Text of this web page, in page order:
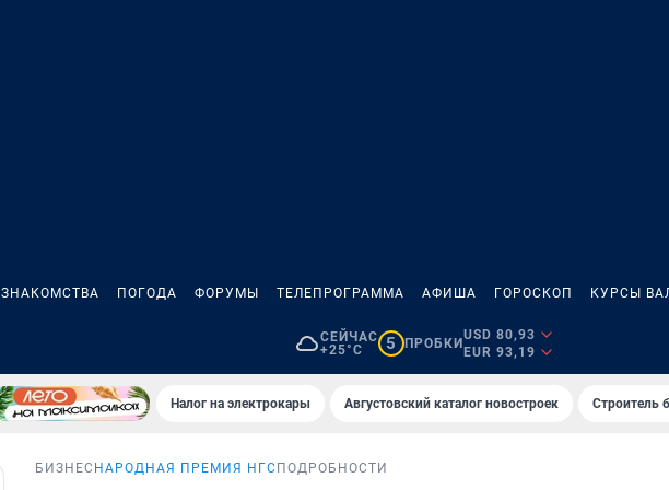
ЗНАКОМСТВА ПОГОДА ФОРУМЫ ТЕЛЕПРОГРАММА АФИША ГОРОСКОП КУРСЫ
СЕЙЧАС
+25°C
5 ПРОБКИ
USD 80,93
EUR 93,19
Налог на электрокары Августовский каталог новостроек Строитель
БИЗНЕС НАРОДНАЯ ПРЕМИЯ НГС ПОДРОБНОСТИ